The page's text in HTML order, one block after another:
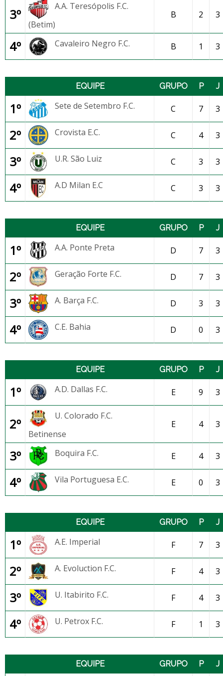
3º
A.A. Teresópolis F.C.
(Betim)
B 2 3
4º Cavaleiro Negro F.C. B 1 3
EQUIPE GRUPO P J
1º Sete de Setembro F.C. C 7 3
2º Crovista E.C. C 4 3
3º U.R. São Luiz C 3 3
4º A.D Milan E.C C 3 3
EQUIPE GRUPO P J
1º A.A. Ponte Preta D 7 3
2º Geração Forte F.C. D 7 3
3º A. Barça F.C. D 3 3
4º C.E. Bahia D 0 3
EQUIPE GRUPO P J
1º A.D. Dallas F.C. E 9 3
2º
U. Colorado F.C.
Betinense
E 4 3
3º Boquira F.C. E 4 3
4º Vila Portuguesa E.C. E 0 3
EQUIPE GRUPO P J
1º A.E. Imperial F 7 3
2º A. Evoluction F.C. F 4 3
3º U. Itabirito F.C. F 4 3
4º U. Petrox F.C. F 1 3
EQUIPE GRUPO P J